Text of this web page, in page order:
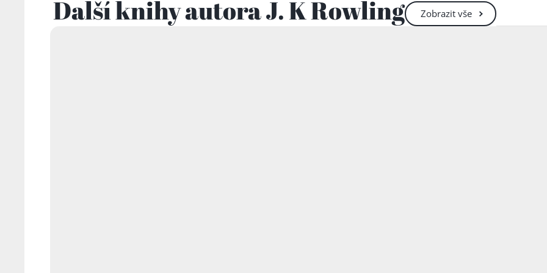
sekretářka v
pauzách psala v
Další knihy autora J. K Rowling Zobrazit vše